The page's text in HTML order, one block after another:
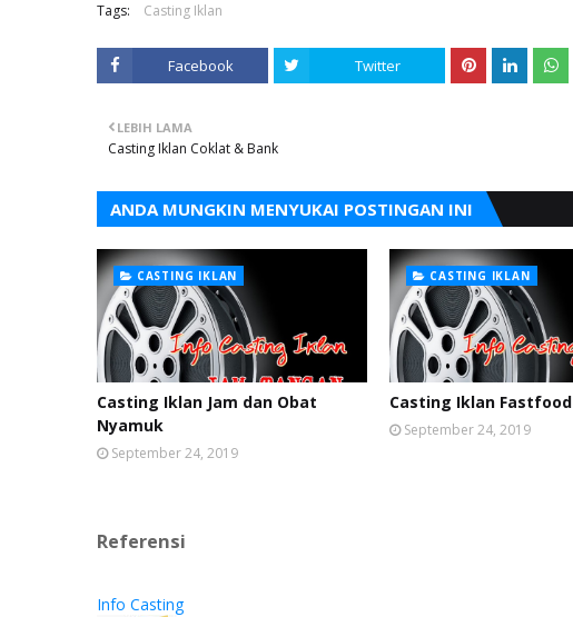
Tags: Casting Iklan
Facebook Twitter
LEBIH LAMA
Casting Iklan Coklat & Bank
ANDA MUNGKIN MENYUKAI POSTINGAN INI
CASTING IKLAN
Casting Iklan Jam dan Obat
Nyamuk
September 24, 2019
CASTING IKLAN
Casting Iklan Fastfood
September 24, 2019
Referensi
Info Casting